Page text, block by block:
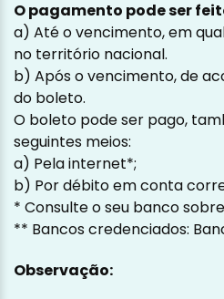
O pagamento pode ser
a) Até o vencimento, em
no território nacional.
b) Após o vencimento, de
do boleto.
O boleto pode ser pago,
seguintes meios:
a) Pela internet*;
b) Por débito em conta
* Consulte o seu banco
** Bancos credenciados:
Observação: